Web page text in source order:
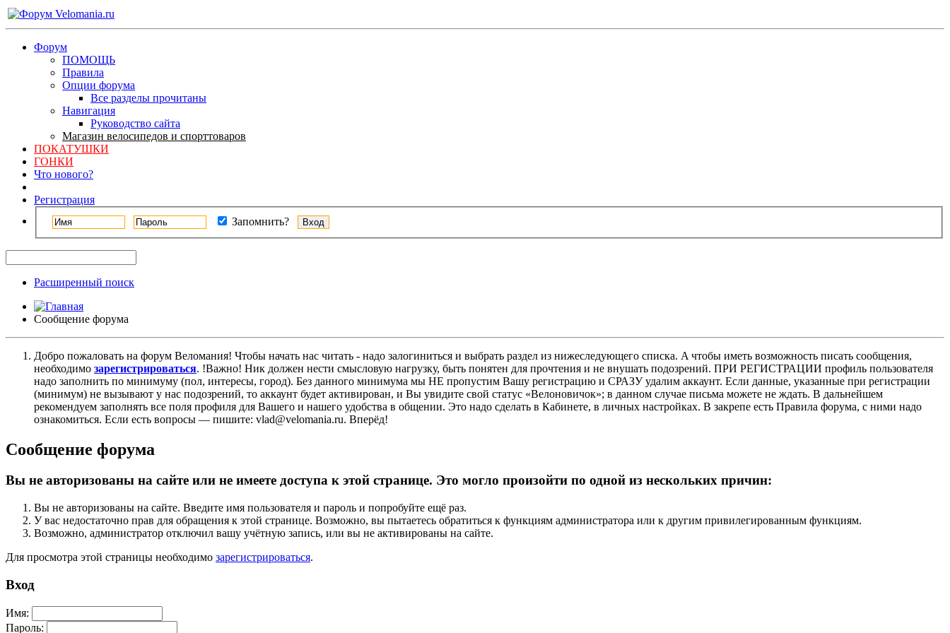
Форум
ПОМОЩЬ
Правила
Опции форума
Все разделы прочитаны
Навигация
Руководство сайта
Магазин велосипедов и спорттоваров
ПОКАТУШКИ
ГОНКИ
Что нового?
Регистрация
Запомнить?
Расширенный поиск
Сообщение форума
Добро пожаловать на форум Веломания! Чтобы начать нас читать - надо залогиниться и выбрать раздел из нижеследующего списка. A чтобы иметь возможность писать сообщения,
необходимо зарегистрироваться. !Важно! Ник должен нести смысловую нагрузку, быть понятен для прочтения и не внушать подозрений. ПРИ РЕГИСТРАЦИИ профиль пользователя
надо заполнить по минимуму (пол, интересы, город). Без данного минимума мы НЕ пропустим Вашу регистрацию и СРАЗУ удалим аккаунт. Если данные, указанные при регистрации
(минимум) не вызывают у нас подозрений, то аккаунт будет активирован, и Вы увидите свой статус «Велоновичок»; в данном случае письма можете не ждать. В дальнейшем
рекомендуем заполнять все поля профиля для Вашего и нашего удобства в общении. Это надо сделать в Кабинете, в личных настройках. В закрепе есть Правила форума, с ними надо
ознакомиться. Если есть вопросы — пишите: vlad@velomania.ru. Вперёд!
Сообщение форума
Вы не авторизованы на сайте или не имеете доступа к этой странице. Это могло произойти по одной из нескольких причин:
Вы не авторизованы на сайте. Введите имя пользователя и пароль и попробуйте ещё раз.
У вас недостаточно прав для обращения к этой странице. Возможно, вы пытаетесь обратиться к функциям администратора или к другим привилегированным функциям.
Возможно, администратор отключил вашу учётную запись, или вы не активированы на сайте.
Для просмотра этой страницы необходимо зарегистрироваться.
Вход
Имя:
Пароль: